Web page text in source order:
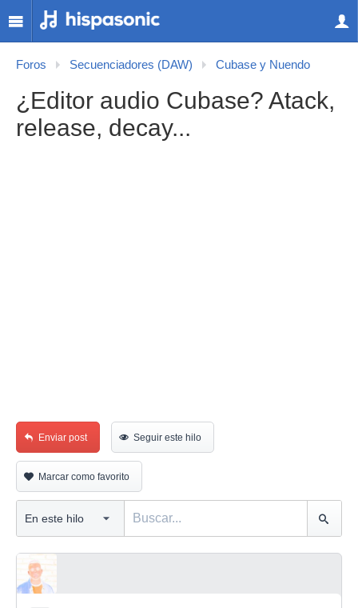
Foros Secuenciadores (DAW) Cubase y Nuendo
¿Editor audio Cubase? Atack,
release, decay...
Enviar post Seguir este hilo
Marcar como favorito